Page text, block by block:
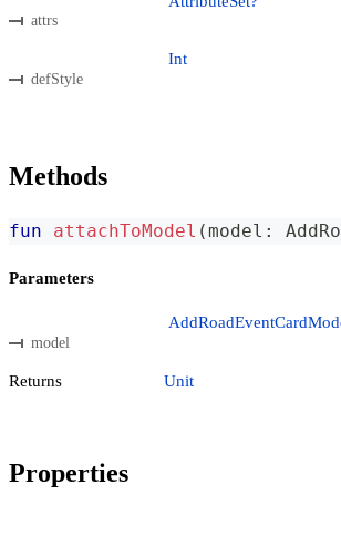
attrs
defStyle
Int
Methods
fun attachToModel (model :
Parameters
model
Returns Unit
Properties